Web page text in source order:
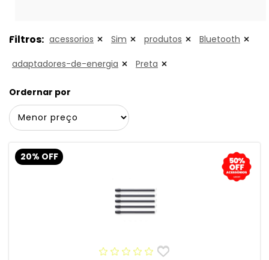
Filtros: acessorios Sim produtos Bluetooth
adaptadores-de-energia Preta
Ordernar por
20% OFF